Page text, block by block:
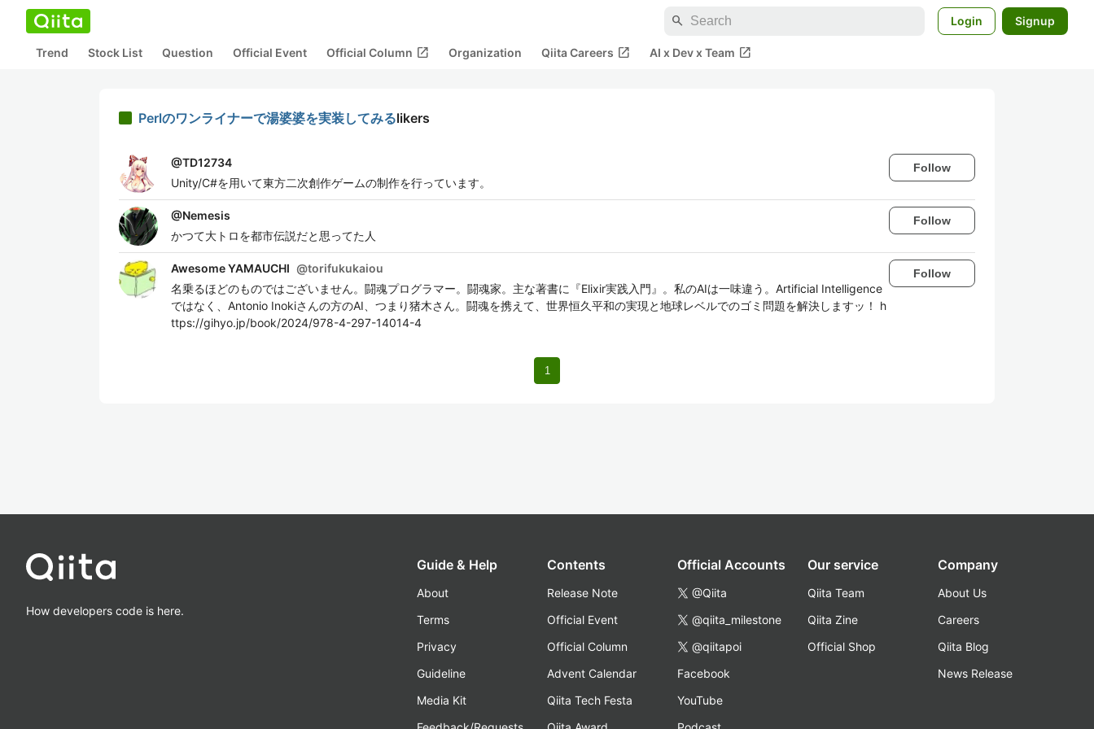
search Login Signup
Trend Stock List Question Official Event Official Column open_in_new Organization Qiita Careers open_in_new AI x Dev x Team open_in_new
Perlのワンライナーで湯婆婆を実装してみるlikers
@TD12734
Unity/C#を用いて東方二次創作ゲームの制作を行っています。
Follow
@Nemesis
かつて大トロを都市伝説だと思ってた人
Follow
Awesome YAMAUCHI @torifukukaiou
名乗るほどのものではございません。闘魂プログラマー。闘魂家。主な著書に『Elixir実践入門』。私のAIは一味違う。Artificial Intelligence
ではなく、Antonio Inokiさんの方のAI、つまり猪木さん。闘魂を携えて、世界恒久平和の実現と地球レベルでのゴミ問題を解決しますッ！ h
ttps://gihyo.jp/book/2024/978-4-297-14014-4
Follow
1
How developers code is here.
Guide & Help
About
Terms
Privacy
Guideline
Media Kit
Contents
Release Note
Official Event
Official Column
Advent Calendar
Qiita Tech Festa
Official Accounts
@Qiita
@qiita_milestone
@qiitapoi
Facebook
YouTube
Our service
Qiita Team
Qiita Zine
Official Shop
Company
About Us
Careers
Qiita Blog
News Release